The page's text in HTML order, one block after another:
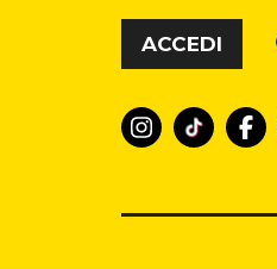
Vai al contenuto
ACCEDI